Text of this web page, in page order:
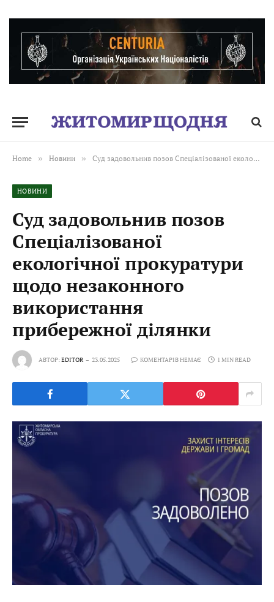
Home » Новини » Суд задовольнив позов Спеціалізованої екологічної прокуратури щодо незаконного використання прибережної ділянки
НОВИНИ
Суд задовольнив позов
Спеціалізованої
екологічної прокуратури
щодо незаконного
використання
прибережної ділянки
АВТОР:EDITOR 23.05.2025 КОМЕНТАРІВ НЕМАЄ 1 MIN READ